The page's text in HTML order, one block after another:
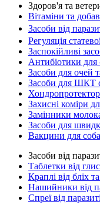
Здоров'я та
Вітаміни та
Засоби від
Регуляція
Заспокійливі
Антибіотики для
Засоби для очей
Засоби для ШКТ
Захисні коміри
Замінники
Засоби для
Вакцини для
Засоби від
Таблетки від
Краплі від бліх
Нашийники від
Спреї від